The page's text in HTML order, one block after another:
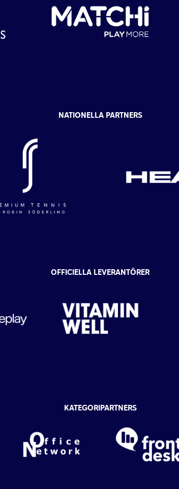
NATIONELLA PARTNERS
OFFICIELLA LEVERANTÖRER
KATEGORIPARTNERS